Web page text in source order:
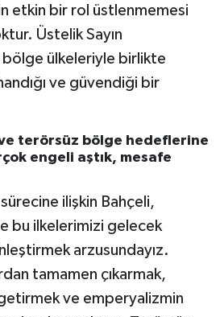
etkin bir rol üstlenmemesi
Üstelik Sayın
bölge ülkeleriyle birlikte
ve güvendiği bir
terörsüz bölge hedeflerine
engeli aştık, mesafe
ilişkin Bahçeli,
bu ilkelerimizi gelecek
arzusundayız.
tamamen çıkarmak,
ve emperyalizmin